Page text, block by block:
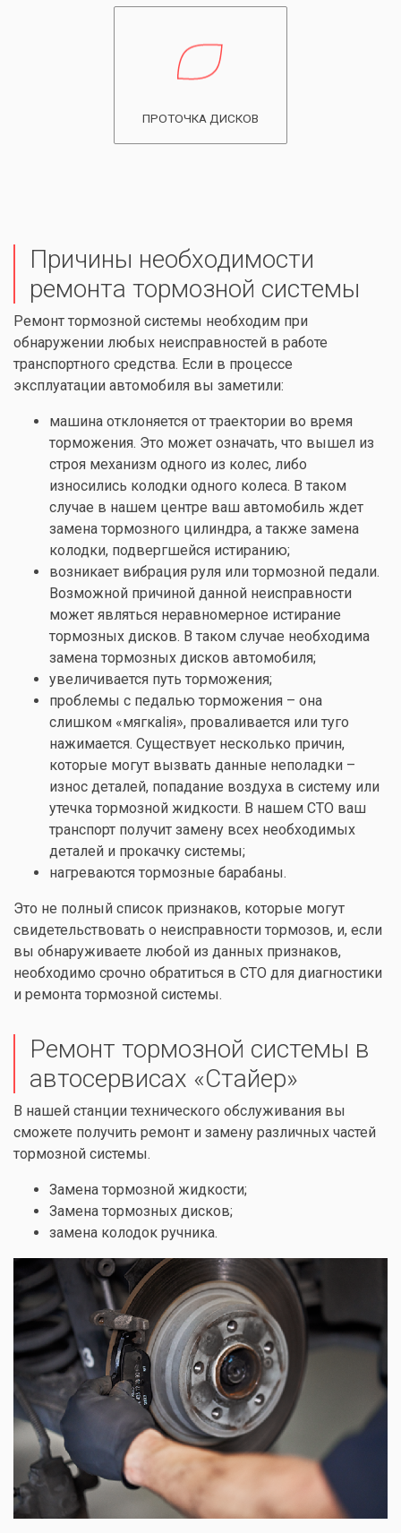
ПРОТОЧКА ДИСКОВ
Причины необходимости
ремонта тормозной системы
Ремонт тормозной системы необходим при
обнаружении любых неисправностей в работе
транспортного средства. Если в процессе
эксплуатации автомобиля вы заметили:
машина отклоняется от траектории во время
торможения. Это может означать, что вышел из
строя механизм одного из колес, либо
износились колодки одного колеса. В таком
случае в нашем центре ваш автомобиль ждет
замена тормозного цилиндра, а также замена
колодки, подвергшейся истиранию;
возникает вибрация руля или тормозной педали.
Возможной причиной данной неисправности
может являться неравномерное истирание
тормозных дисков. В таком случае необходима
замена тормозных дисков автомобиля;
увеличивается путь торможения;
проблемы с педалью торможения – она
слишком «мягкаliя», проваливается или туго
нажимается. Существует несколько причин,
которые могут вызвать данные неполадки –
износ деталей, попадание воздуха в систему или
утечка тормозной жидкости. В нашем СТО ваш
транспорт получит замену всех необходимых
деталей и прокачку системы;
нагреваются тормозные барабаны.
Это не полный список признаков, которые могут
свидетельствовать о неисправности тормозов, и, если
вы обнаруживаете любой из данных признаков,
необходимо срочно обратиться в СТО для диагностики
и ремонта тормозной системы.
Ремонт тормозной системы в
автосервисах «Стайер»
В нашей станции технического обслуживания вы
сможете получить ремонт и замену различных частей
тормозной системы.
Замена тормозной жидкости;
Замена тормозных дисков;
замена колодок ручника.